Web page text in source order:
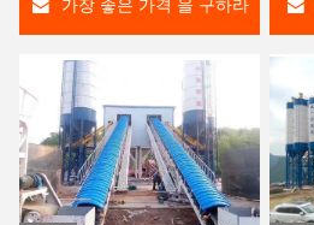
가장 좋은 가격 을 구하라